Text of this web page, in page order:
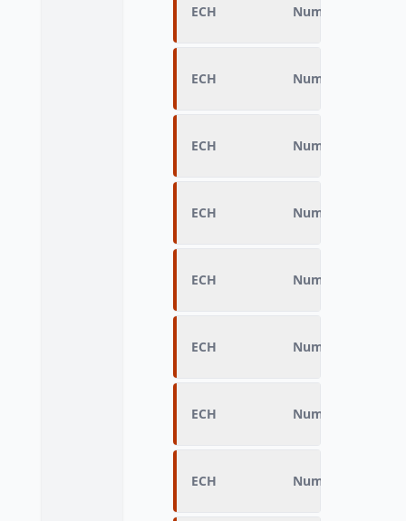
ECH Numéro
ECH Numéro
ECH Numéro
ECH Numéro
ECH Numéro
ECH Numéro
ECH Numéro
ECH Numéro